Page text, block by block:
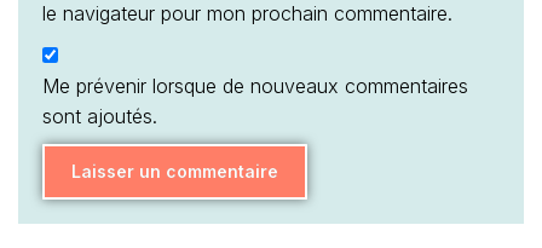
le navigateur pour mon prochain commentaire.
Me prévenir lorsque de nouveaux commentaires
sont ajoutés.